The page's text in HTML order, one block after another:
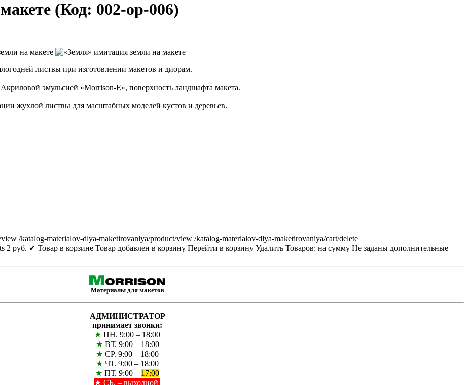
(Код: 002-op-006)
листвы при изготовлении макетов и диорам.
эмульсией «Morrison-E», поверхность ландшафта макета.
жухлой листвы для масштабных моделей кустов и деревьев.
view /katalog-materialov-dlya-maketirovaniya/product/view /katalog-materialov-dlya-maketirovaniya/cart/delete
2 руб. ✔ Товар в корзине Товар добавлен в корзину Перейти в корзину Удалить Товаров: на сумму Не заданы дополнительные
Материалы для макетов
АДМИНИСТРАТОР
принимает звонки:
★ ПН. 9:00 – 18:00
★ ВТ. 9:00 – 18:00
★ СР. 9:00 – 18:00
★ ЧТ. 9:00 – 18:00
★ ПТ. 9:00 – 17:00
★ СБ. – выходной